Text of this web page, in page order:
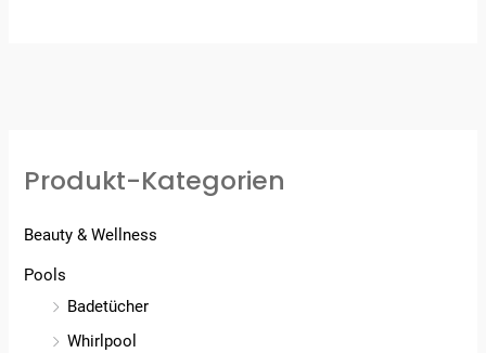
Produkt-Kategorien
Beauty & Wellness
Pools
Badetücher
Whirlpool